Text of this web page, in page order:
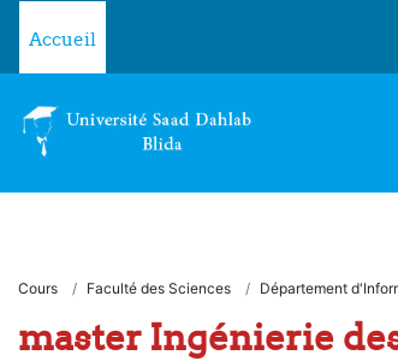
Accueil
Cours Faculté des Sciences Département
master Ingénierie